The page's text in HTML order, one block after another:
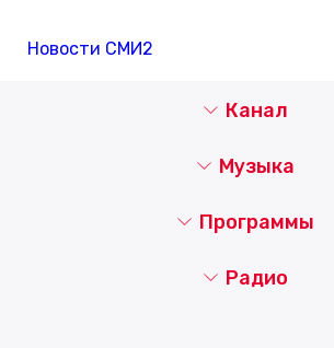
Новости СМИ2
Канал
Музыка
Программы
Радио